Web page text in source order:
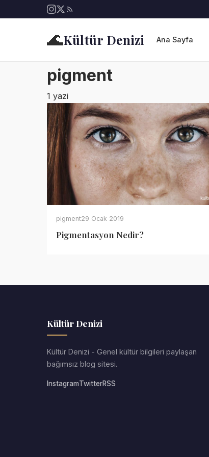
🌊Kültür Denizi Ana Sayfa
pigment
1 yazi
pigment29 Ocak 2019
Pigmentasyon Nedir?
Kültür Denizi
Kültür Denizi - Genel kültür bilgileri paylaşan
bağımsız blog sitesi.
InstagramTwitterRSS